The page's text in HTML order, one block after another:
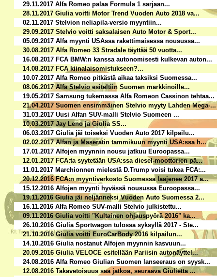
29.11.2017 Alfa Romeo palaa Formula 1 sarjaan...
28.11.2017 Giulia voitti Motor Trend Vuoden Auto 2018 va...
02.11.2017 Stelvion neliapila-versio myyntiin...
29.09.2017 Stelvio voitti saksalaisen Auto Motor & Sport...
05.09.2017 Alfa myynti USAssa rakettimaisessa nousussa...
30.08.2017 Alfa Romeo 33 Stradale täyttää 50 vuotta...
16.08.2017 FCA BMW:n kanssa autonomisesti kulkevan auton...
14.08.2017 FCA kiinalaisomistukseen?...
10.07.2017 Alfa Romeo pitkästä aikaa taksiksi Suomessa...
08.06.2017 Alfa Stelvio esiteltiin Suomen markkinoille...
19.05.2017 Samsung tukemassa Alfa Romeon Cassinon tehtaa...
21.04.2017 Suomen ensimmäinen Stelvio myyty Lahden Mega-...
31.03.2017 Uusi Alfan SUV-malli Stelvio Suomeen ...
10.03.2017 Jay Leno ja Giulia SS...
06.03.2017 Giulia jäi toiseksi Vuoden Auto 2017 kilpailu...
02.02.2017 Alfan ja Maseratin tammikuun myynti USA:ssa h...
17.01.2017 Alfojen myynnin nousu jatkuu Euroopassa...
12.01.2017 FCA:ta syytetään USA:ssa diesel-moottorien pä...
11.01.2017 Marchionnen mielestä D.Trump voisi tukea FCA:...
20.12.2016 FCA:n myyntiverkosto Suomessa laajenee 2017 a...
15.12.2016 Alfojen myynti hyvässä nousussa Euroopassa...
19.11.2016 Giulia jäi neljänneksi Vuoden Auto Suomessa 2...
16.11.2016 Alfa Romeo SUV-malli Stelvio julkistettu...
09.11.2016 Giulia voitti "Kultainen ohjauspyörä 2016" ka...
26.10.2016 Giulia Sportwagon tulossa syksyllä 2017 - Ste...
21.10.2016 Giulia voitti EuroCarBody 2016 kilpailun...
14.10.2016 Giulia nostanut Alfojen myynnin kasvuun...
20.09.2016 Giulia VELOCE esitellään Pariisin autonäyttel...
24.08.2016 Alfa Romeo Giulian Suomen lanseeraus on syysk...
12.08.2016 Takavetoisuus saa jatkoa, seuraava Giulietta ...